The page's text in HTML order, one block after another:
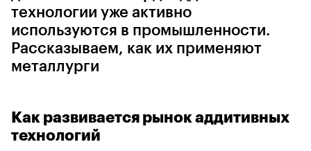
технологии уже активно
используются в промышленности.
Рассказываем, как их применяют
металлурги
Как развивается рынок аддитивных
технологий